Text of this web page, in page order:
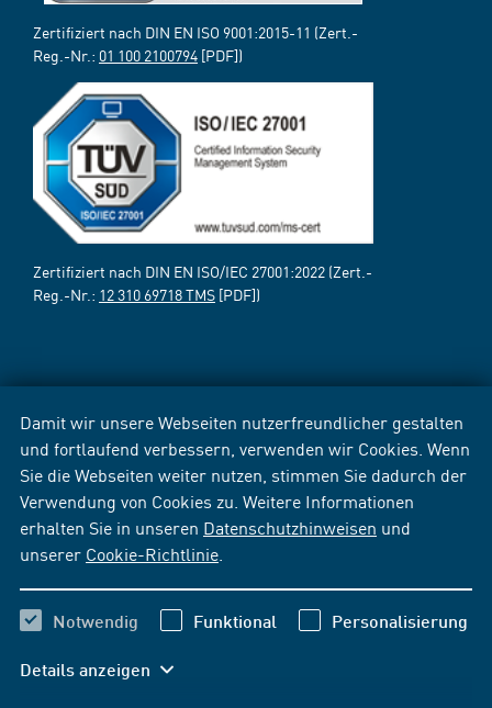
Damit wir unsere Webseiten nutzerfreundlicher gestalten
und fortlaufend verbessern, verwenden wir Cookies. Wenn
Sie die Webseiten weiter nutzen, stimmen Sie dadurch der
Verwendung von Cookies zu. Weitere Informationen
erhalten Sie in unseren Datenschutzhinweisen und
unserer Cookie-Richtlinie
Notwendig Funktional Personalisierung
Details anzeigen
Zertifiziert nach DIN EN ISO 9001:2015-11 (Zert.-
Reg.-Nr.: 01 100 2100794 [PDF])
Zertifiziert nach DIN EN ISO/IEC 27001:2022 (Zert.-
Reg.-Nr.: 12 310 69718 TMS [PDF])